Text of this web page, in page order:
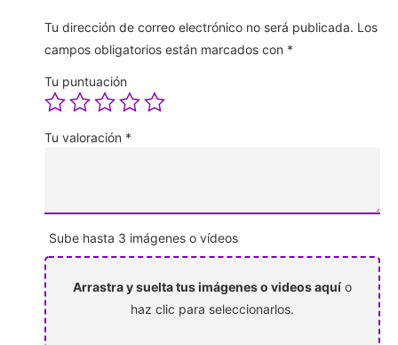
Tu dirección de correo electrónico no será publicada. Los
campos obligatorios están marcados con *
Tu puntuación
Tu valoración *
Sube hasta 3 imágenes o vídeos
Arrastra y suelta tus imágenes o videos aquí o
haz clic para seleccionarlos.